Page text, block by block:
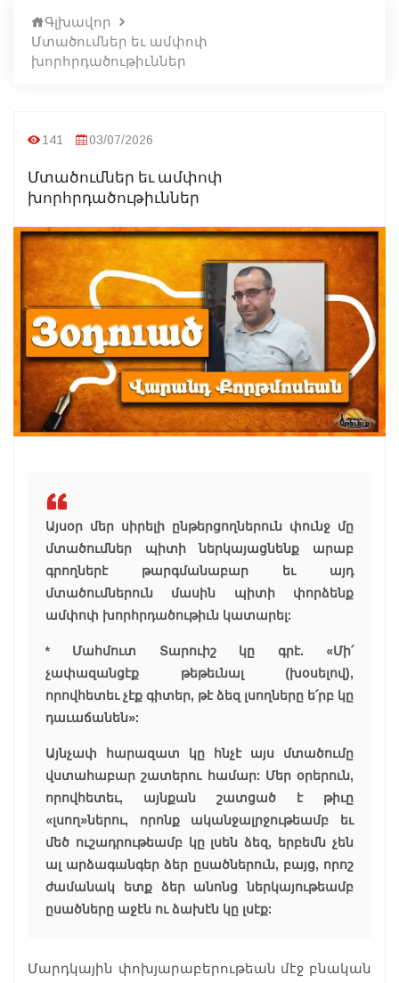
Գլխավոր
Մտածումներ եւ ամփոփ
խորհրդածութիւններ
141 03/07/2026
Մտածումներ եւ ամփոփ
խորհրդածութիւններ
Այսօր մեր սիրելի ընթերցողներուն փունջ մը
մտածումներ պիտի ներկայացնենք արաբ
գրողներէ թարգմանաբար եւ այդ
մտածումներուն մասին պիտի փորձենք
ամփոփ խորհրդածութիւն կատարել:
* Մահմուտ Տարուիշ կը գրէ. «Մի՛
չափազանցէք թեթեւնալ (խօսելով),
որովհետեւ չէք գիտեր, թէ ձեզ լսողները ե՛րբ կը
դաւաճանեն»:
Այնչափ հարազատ կը հնչէ այս մտածումը
վստահաբար շատերու համար: Մեր օրերուն,
որովհետեւ, այնքան շատցած է թիւը
«լսող»ներու, որոնք ականջալրջութեամբ եւ
մեծ ուշադրութեամբ կը լսեն ձեզ, երբեմն չեն
ալ արձագանգեր ձեր ըսածներուն, բայց, որոշ
ժամանակ ետք ձեր անոնց ներկայութեամբ
ըսածները աջէն ու ձախէն կը լսէք:
Մարդկային փոխյարաբերութեան մէջ բնական